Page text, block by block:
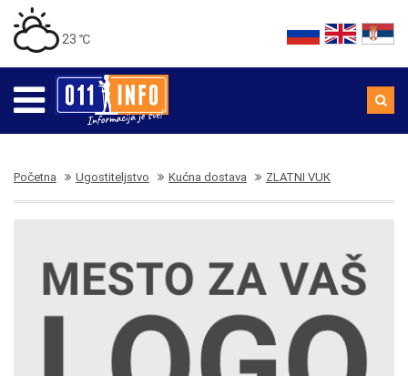
23 ℃
Početna Ugostiteljstvo Kućna dostava ZLATNI VUK